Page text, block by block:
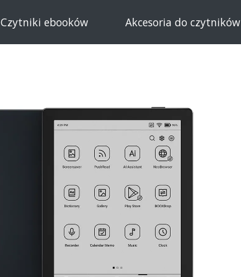
Czytniki ebooków Akcesoria do czytników